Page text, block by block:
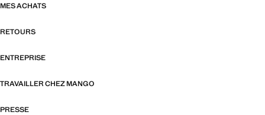
MES ACHATS
RETOURS
ENTREPRISE
TRAVAILLER CHEZ MANGO
PRESSE